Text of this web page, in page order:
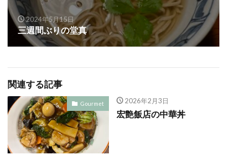
2024年5月15日
三週間ぶりの堂真
関連する記事
Gourmet 2026年2月3日
宏艶飯店の中華丼